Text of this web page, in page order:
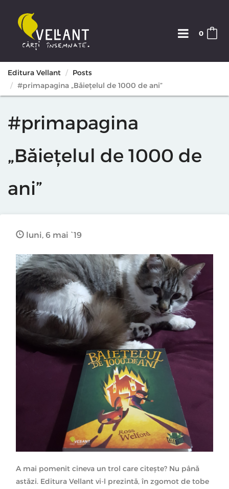
0
Editura Vellant
Posts
#primapagina „Băiețelul de 1000 de ani”
#primapagina
„Băiețelul de 1000 de
ani”
luni, 6 mai `19
A mai pomenit cineva un trol care citește? Nu până
astăzi. Editura Vellant vi-l prezintă, în zgomot de tobe